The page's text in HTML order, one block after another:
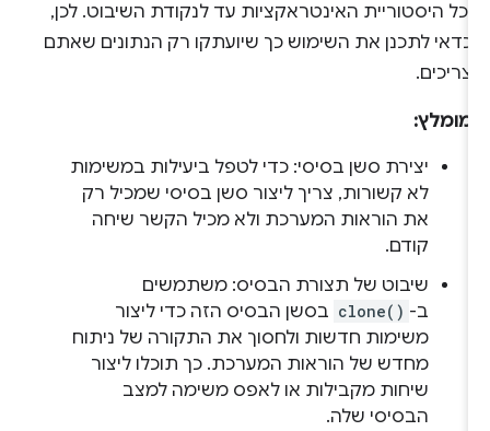
וכל היסטוריית האינטראקציות עד לנקודת השיבוט. לכן,
כדאי לתכנן את השימוש כך שיועתקו רק הנתונים שאתם
צריכים.
מומלץ:
יצירת סשן בסיסי: כדי לטפל ביעילות במשימות
לא קשורות, צריך ליצור סשן בסיסי שמכיל רק
את הוראות המערכת ולא מכיל הקשר שיחה
קודם.
שיבוט של תצורת הבסיס: משתמשים
ב- clone() בסשן הבסיס הזה כדי ליצור
משימות חדשות ולחסוך את התקורה של ניתוח
מחדש של הוראות המערכת. כך תוכלו ליצור
שיחות מקבילות או לאפס משימה למצב
הבסיסי שלה.